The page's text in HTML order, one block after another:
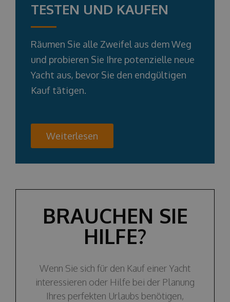
TESTEN UND KAUFEN
Räumen Sie alle Zweifel aus dem Weg
und probieren Sie Ihre potenzielle neue
Yacht aus, bevor Sie den endgültigen
Kauf tätigen.
Weiterlesen
BRAUCHEN SIE
HILFE?
Wenn Sie sich für den Kauf einer Yacht
interessieren oder Hilfe bei der Planung
Ihres perfekten Urlaubs benötigen,